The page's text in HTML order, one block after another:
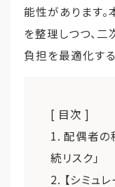
能性があります
を整理しつつ、
負担を最適化す
[ 目次 ]
1. 配偶者の
続リスク」
2. 【シミュ